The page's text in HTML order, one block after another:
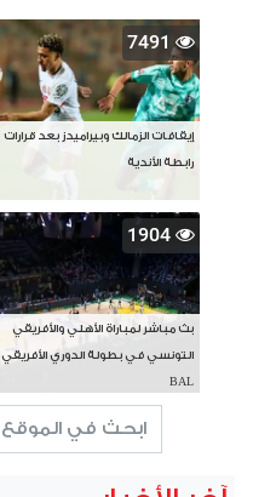
7491
إيقافات الزمالك وبيراميدز بعد قرارات
رابطة الأندية
1904
بث مباشر لمباراة الأهلي والأفريقي
التونسي في بطولة الدوري الأفريقي
BAL